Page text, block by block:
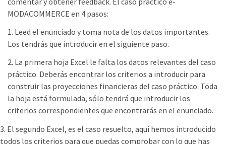
MODACOMMERCE en 4 pasos:
1. Leed el enunciado y toma nota de los datos importantes.
Los tendrás que introducir en el siguiente paso.
2. La primera hoja Excel le falta los datos relevantes del caso
práctico. Deberás encontrar los criterios a introducir para
construir las proyecciones financieras del caso práctico. Toda
la hoja está formulada, sólo tendrá que introducir los
criterios correspondientes que encontrarás en el enunciado.
3. El segundo Excel, es el caso resuelto, aquí hemos introducido
todos los criterios para que puedas comprobar con lo que has